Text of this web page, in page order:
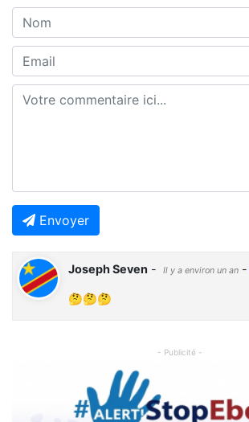
Envoyer
Joseph Seven - Il y a environ un an -
🤔🤔🤔
- Publicité -